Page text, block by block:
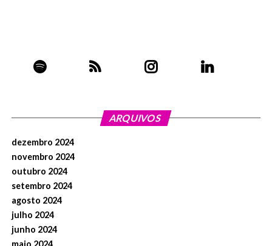
ARQUIVOS
dezembro 2024
novembro 2024
outubro 2024
setembro 2024
agosto 2024
julho 2024
junho 2024
maio 2024